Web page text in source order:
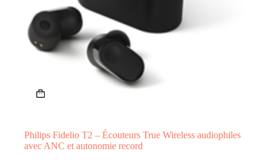
Philips Fidelio T2 – Écouteurs True Wireless audiophiles
avec ANC et autonomie record